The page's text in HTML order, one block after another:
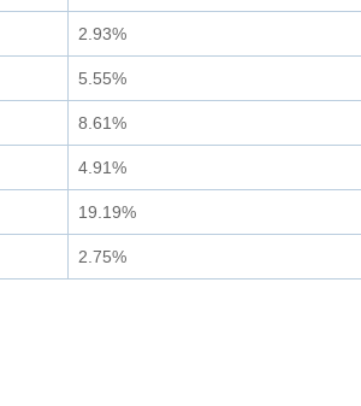
2.93%
5.55%
8.61%
4.91%
19.19%
2.75%